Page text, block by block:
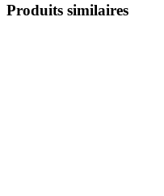
Produits similaires